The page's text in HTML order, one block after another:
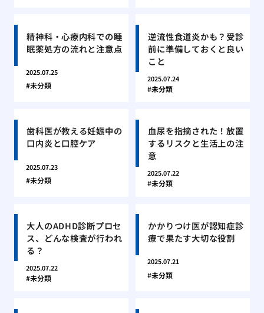
精神科・心療内科での睡
眠薬処方の流れと注意点
2025.07.25
未分類
逆流性食道炎かも？受診
前に準備しておくと良い
こと
2025.07.24
未分類
歯科医が教える妊娠中の
口内炎と口腔ケア
2025.07.23
未分類
血尿を指摘された！放置
するリスクと生活上の注
意
2025.07.22
未分類
大人のADHD診断プロセ
ス、どんな検査が行われ
る？
2025.07.22
未分類
かかりつけ医が認知症診
療で果たす大切な役割
2025.07.21
未分類